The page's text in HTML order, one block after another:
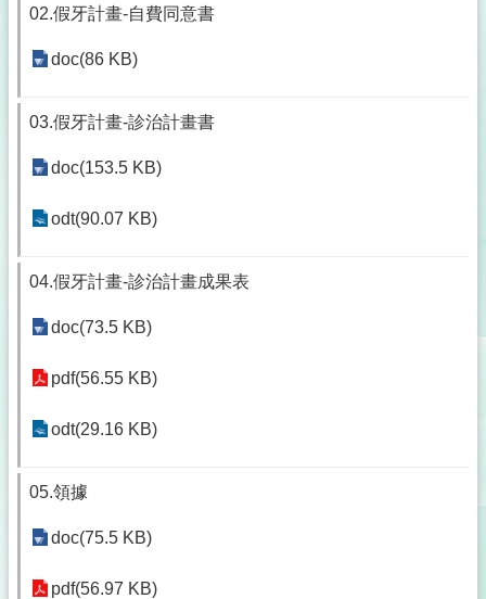
02.假牙計畫-自費同意書
doc(86 KB)
03.假牙計畫-診治計畫書
doc(153.5 KB)
odt(90.07 KB)
04.假牙計畫-診治計畫成果表
doc(73.5 KB)
pdf(56.55 KB)
odt(29.16 KB)
05.領據
doc(75.5 KB)
pdf(56.97 KB)